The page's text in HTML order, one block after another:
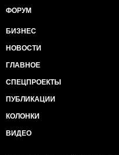
ФОРУМ
БИЗНЕС
НОВОСТИ
ГЛАВНОЕ
СПЕЦПРОЕКТЫ
ПУБЛИКАЦИИ
КОЛОНКИ
ВИДЕО